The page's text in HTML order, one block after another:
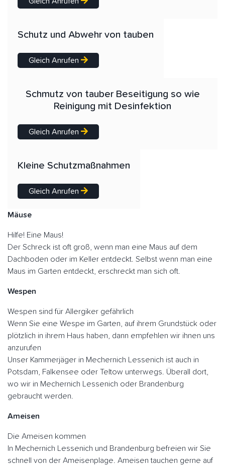
Schutz und Abwehr von tauben
Gleich Anrufen
Schmutz von tauber Beseitigung so wie
Reinigung mit Desinfektion
Gleich Anrufen
Kleine Schutzmaßnahmen
Gleich Anrufen
Mäuse
Hilfe! Eine Maus!
Der Schreck ist oft groß, wenn man eine Maus auf dem
Dachboden oder im Keller entdeckt. Selbst wenn man eine
Maus im Garten entdeckt, erschreckt man sich oft.
Wespen
Wespen sind für Allergiker gefährlich
Wenn Sie eine Wespe im Garten, auf ihrem Grundstück oder
plötzlich in ihrem Haus haben, dann empfehlen wir ihnen uns
anzurufen
Unser Kammerjäger in Mechernich Lessenich ist auch in
Potsdam, Falkensee oder Teltow unterwegs. Überall dort,
wo wir in Mechernich Lessenich oder Brandenburg
gebraucht werden.
Ameisen
Die Ameisen kommen
In Mechernich Lessenich und Brandenburg befreien wir Sie
schnell von der Ameisenplage. Ameisen tauchen gerne auf